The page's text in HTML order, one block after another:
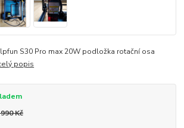
S30 Pro max 20W podložka rotační osa
popis
Kč